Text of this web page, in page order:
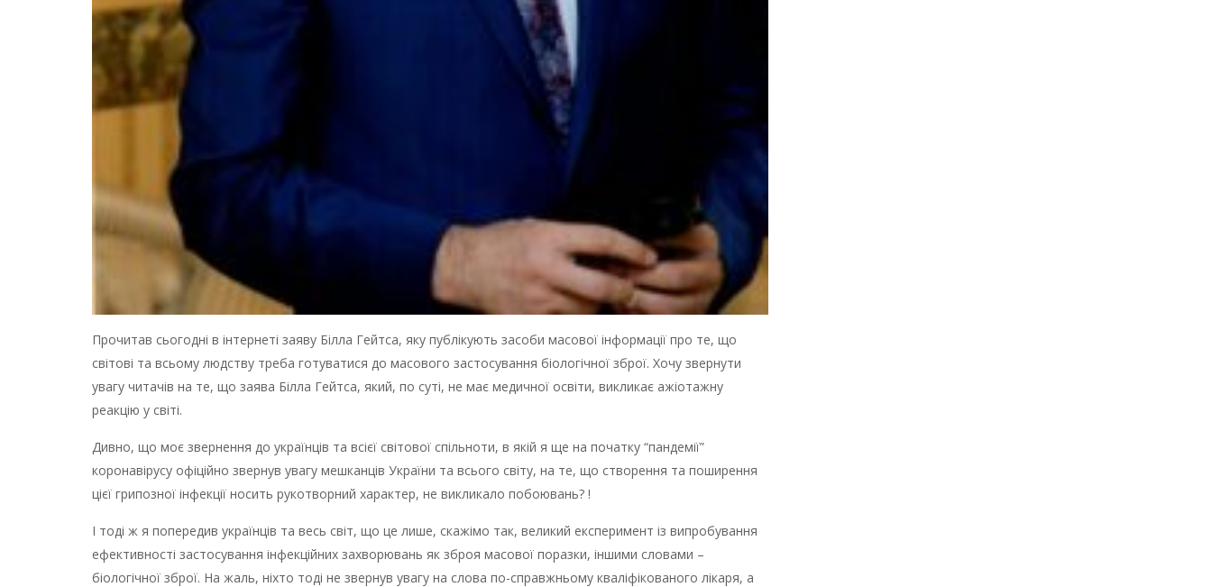
Прочитав сьогодні в інтернеті заяву Білла Гейтса, яку публікують засоби масової інформації про те, що
світові та всьому людству треба готуватися до масового застосування біологічної зброї. Хочу звернути
увагу читачів на те, що заява Білла Гейтса, який, по суті, не має медичної освіти, викликає ажіотажну
реакцію у світі.
Дивно, що моє звернення до українців та всієї світової спільноти, в якій я ще на початку “пандемії”
коронавірусу офіційно звернув увагу мешканців України та всього світу, на те, що створення та поширення
цієї грипозної інфекції носить рукотворний характер, не викликало побоювань? !
І тоді ж я попередив українців та весь світ, що це лише, скажімо так, великий експеримент із випробування
ефективності застосування інфекційних захворювань як зброя масової поразки, іншими словами –
біологічної зброї. На жаль, ніхто тоді не звернув увагу на слова по-справжньому кваліфікованого лікаря, а